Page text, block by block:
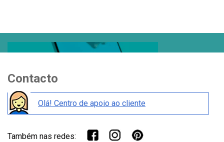
Contacto
Olá! Centro de apoio ao cliente
Também nas redes: